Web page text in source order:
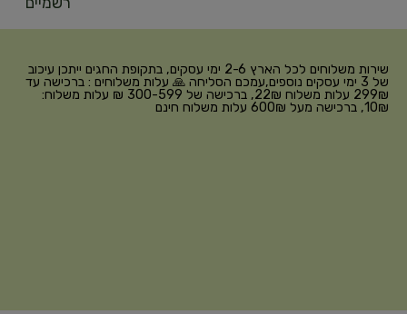
שירות משלוחים לכל הארץ 2-6 ימי עסקים, בתקופת החגים ייתכן עיכוב
של 3 ימי עסקים נוספים,עמכם הסליחה 🙏 עלות משלוחים : ברכישה עד
299₪ עלות משלוח 22₪, ברכישה של 300-599 ₪ עלות משלוח:
10₪, ברכישה מעל 600₪ עלות משלוח חינם